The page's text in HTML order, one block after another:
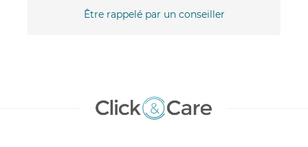
Être rappelé par un conseiller